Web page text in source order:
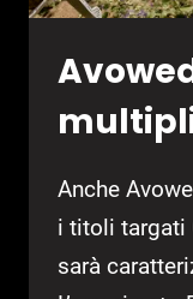
Anche
i titoli targati
sarà